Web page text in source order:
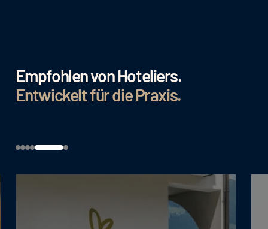
Empfohlen von Hoteliers.
Entwickelt für die Praxis.